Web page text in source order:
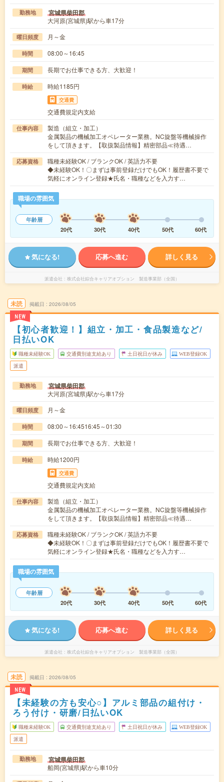
勤務地 宮城県柴田郡
大河原(宮城県)駅から車17分
曜日頻度 月～金
時間 08:00～16:45
期間 長期でお仕事できる方、大歓迎！
時給 時給1185円
交通費
交通費規定内支給
仕事内容
製造（組立・加工）
金属製品の機械加工オペレーター業務。NC旋盤等機械操作
をして頂きます。【取扱製品情報】精密部品≪待遇…
応募資格
職種未経験OK / ブランクOK / 英語力不要
◆未経験OK！〇まずは事前登録だけでもOK！履歴書不要で
気軽にオンライン登録★氏名・職種などを入力す…
職場の雰囲気
年齢層
20代
30代 40代 50代 60代
気になる! 応募へ進む 詳しく見る
派遣会社 株式会社綜合キャリアオプション 製造事業部（全国）
未読
NEW
掲載日 2026/08/05
【初心者歓迎！】組立・加工・食品製造など/
日払いOK
職種未経験OK 交通費別途支給あり 土日祝日が休み WEB登録OK
派遣
勤務地 宮城県柴田郡
大河原(宮城県)駅から車17分
曜日頻度 月～金
時間 08:00～16:4516:45～01:30
期間 長期でお仕事できる方、大歓迎！
時給 時給1200円
交通費
交通費規定内支給
仕事内容
製造（組立・加工）
金属製品の機械加工オペレーター業務。NC旋盤等機械操作
をして頂きます。【取扱製品情報】精密部品≪待遇…
応募資格
職種未経験OK / ブランクOK / 英語力不要
◆未経験OK！〇まずは事前登録だけでもOK！履歴書不要で
気軽にオンライン登録★氏名・職種などを入力す…
職場の雰囲気
年齢層
20代
30代 40代 50代 60代
気になる! 応募へ進む 詳しく見る
派遣会社 株式会社綜合キャリアオプション 製造事業部（全国）
未読
NEW
掲載日 2026/08/05
【未経験の方も安心○】アルミ部品の組付け・
ろう付け・研磨/日払いOK
職種未経験OK 交通費別途支給あり 土日祝日が休み WEB登録OK
派遣
勤務地 宮城県柴田郡
船岡(宮城県)駅から車10分